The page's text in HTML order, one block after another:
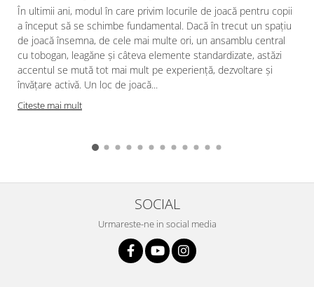
În ultimii ani, modul în care privim locurile de joacă pentru copii
a început să se schimbe fundamental. Dacă în trecut un spațiu
de joacă însemna, de cele mai multe ori, un ansamblu central
cu tobogan, leagăne și câteva elemente standardizate, astăzi
accentul se mută tot mai mult pe experiență, dezvoltare și
învățare activă. Un loc de joacă...
Citeste mai mult
SOCIAL
Urmareste-ne in social media